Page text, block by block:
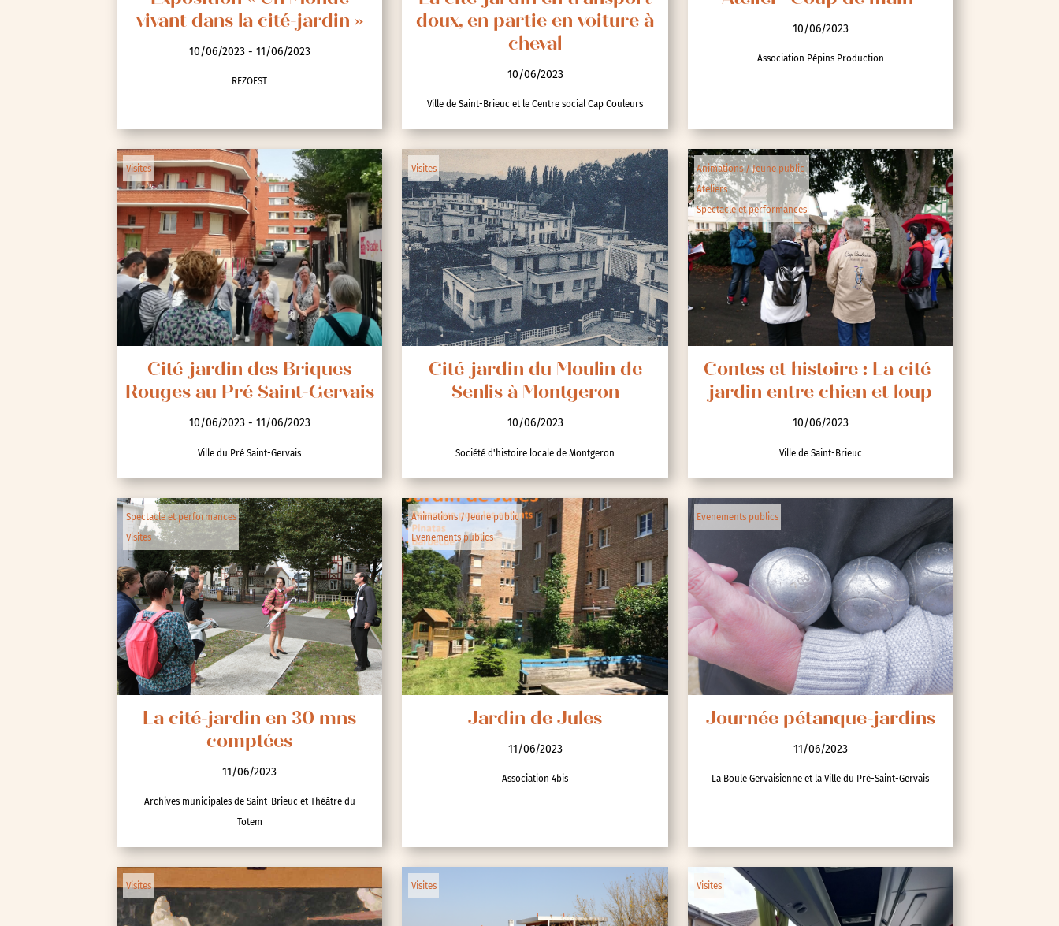
Essonne (91)
Hauts-de-Seine (92)
Paris (75)
Seine-et-Marne (77)
Seine-Saint-Denis (93)
Test-tag-event
Val-d’Oise (95)
Val-de-Marne (94)
Yvelines (78)
vivant dans la cité-jardin »
10/06/2023 - 11/06/2023
REZOEST
doux, en partie en voiture à
cheval
10/06/2023
Ville de Saint-Brieuc et le Centre social Cap Couleurs
10/06/2023
Association Pépins Production
Visites
Cité-jardin des Briques
Rouges au Pré Saint-Gervais
10/06/2023 - 11/06/2023
Ville du Pré Saint-Gervais
Visites
Cité-jardin du Moulin de
Senlis à Montgeron
10/06/2023
Société d'histoire locale de Montgeron
Animations / Jeune public
Ateliers
Spectacle et performances
Contes et histoire : La cité-
jardin entre chien et loup
10/06/2023
Ville de Saint-Brieuc
Spectacle et performances
Visites
La cité-jardin en 30 mns
comptées
11/06/2023
Archives municipales de Saint-Brieuc et Théâtre du
Totem
Animations / Jeune public
Evenements publics
Jardin de Jules
11/06/2023
Association 4bis
Evenements publics
Journée pétanque-jardins
11/06/2023
La Boule Gervaisienne et la Ville du Pré-Saint-Gervais
Visites Visites Visites